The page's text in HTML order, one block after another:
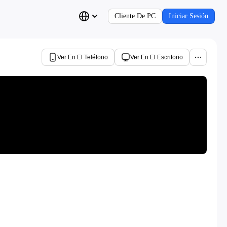
Cliente De PC Iniciar Sesión
Ver En El Teléfono Ver En El Escritorio